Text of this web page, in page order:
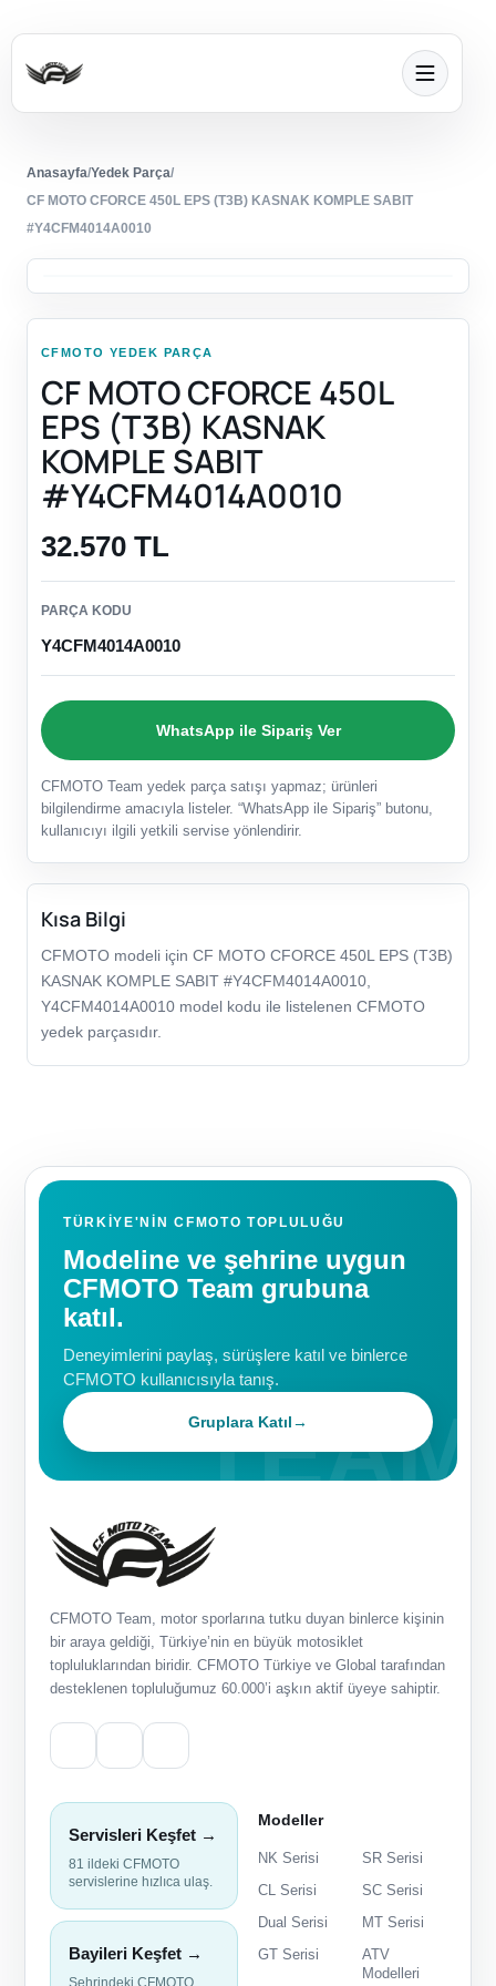
Anasayfa/Yedek Parça/
CF MOTO CFORCE 450L EPS (T3B) KASNAK KOMPLE SABIT
#Y4CFM4014A0010
CFMOTO YEDEK PARÇA
CF MOTO CFORCE 450L
EPS (T3B) KASNAK
KOMPLE SABIT
#Y4CFM4014A0010
32.570 TL
PARÇA KODU
Y4CFM4014A0010
WhatsApp ile Sipariş Ver
CFMOTO Team yedek parça satışı yapmaz; ürünleri
bilgilendirme amacıyla listeler. “WhatsApp ile Sipariş” butonu,
kullanıcıyı ilgili yetkili servise yönlendirir.
Kısa Bilgi
CFMOTO modeli için CF MOTO CFORCE 450L EPS (T3B)
KASNAK KOMPLE SABIT #Y4CFM4014A0010,
Y4CFM4014A0010 model kodu ile listelenen CFMOTO
yedek parçasıdır.
TÜRKIYE'NIN CFMOTO TOPLULUĞU
Modeline ve şehrine uygun
CFMOTO Team grubuna
katıl.
Deneyimlerini paylaş, sürüşlere katıl ve binlerce
CFMOTO kullanıcısıyla tanış.
Gruplara Katıl→
CFMOTO Team, motor sporlarına tutku duyan binlerce kişinin
bir araya geldiği, Türkiye’nin en büyük motosiklet
topluluklarından biridir. CFMOTO Türkiye ve Global tarafından
desteklenen topluluğumuz 60.000’i aşkın aktif üyeye sahiptir.
Servisleri Keşfet →
81 ildeki CFMOTO
servislerine hızlıca ulaş.
Bayileri Keşfet →
Modeller
NK Serisi
SR Serisi
CL Serisi
SC Serisi
Dual Serisi
MT Serisi
GT Serisi
ATV
Modelleri